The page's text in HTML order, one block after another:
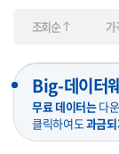
조회순 가
Big-데이터
무료 데이터는다
클릭하여도과금